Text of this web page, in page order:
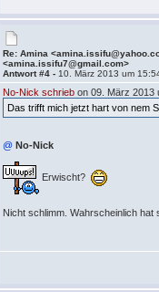
Re: Amina
<amina.issifu7@gmail.com>
Antwort #4 - 10. März 2013 um
No-Nick schrieb on 09. März 2013
Das trifft mich jetzt hart von nem
@ No-Nick
Erwischt?
Nicht schlimm. Wahrscheinlich